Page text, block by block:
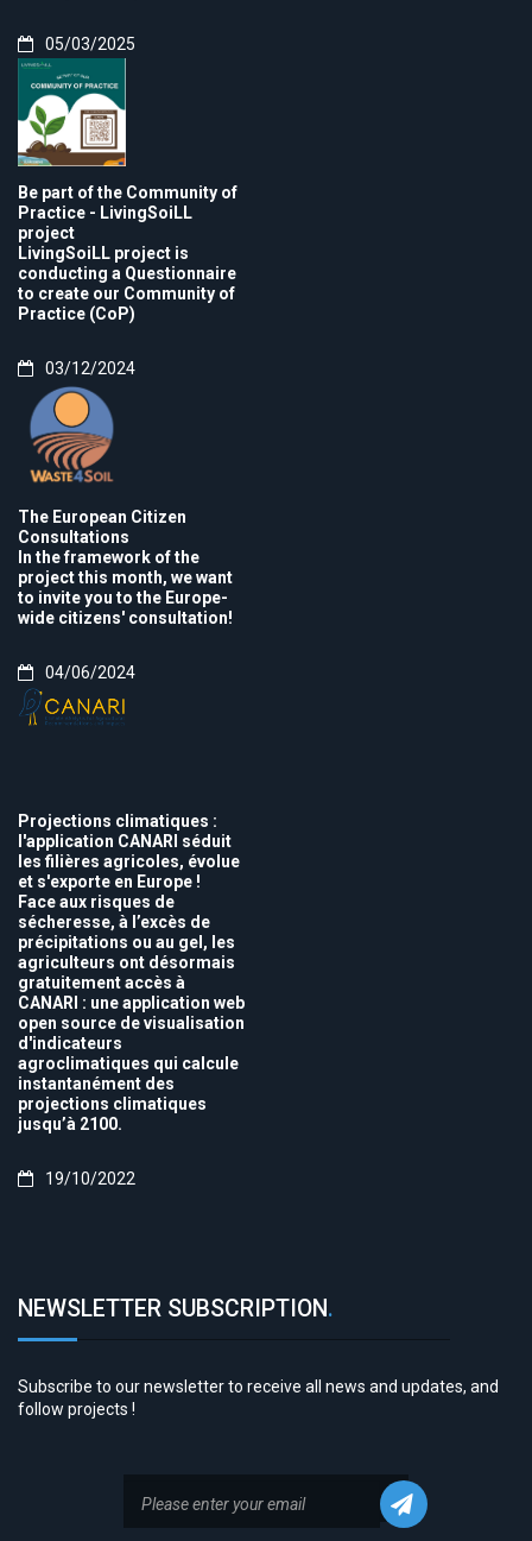
05/03/2025
Be part of the Community of
Practice - LivingSoiLL
project
LivingSoiLL project is
conducting a Questionnaire
to create our Community of
Practice (CoP)
03/12/2024
The European Citizen
Consultations
In the framework of the
project this month, we want
to invite you to the Europe-
wide citizens' consultation!
04/06/2024
Projections climatiques :
l'application CANARI séduit
les filières agricoles, évolue
et s'exporte en Europe !
Face aux risques de
sécheresse, à l’excès de
précipitations ou au gel, les
agriculteurs ont désormais
gratuitement accès à
CANARI : une application web
open source de visualisation
d'indicateurs
agroclimatiques qui calcule
instantanément des
projections climatiques
jusqu’à 2100.
19/10/2022
NEWSLETTER SUBSCRIPTION.
Subscribe to our newsletter to receive all news and updates, and
follow projects !